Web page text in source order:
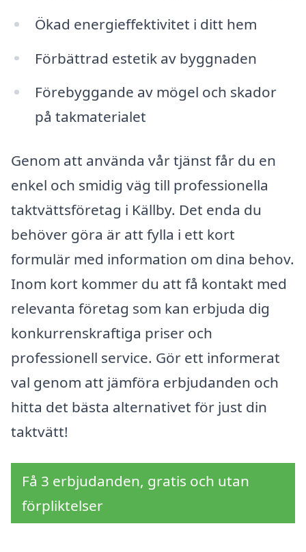
Ökad energieffektivitet i ditt hem
Förbättrad estetik av byggnaden
Förebyggande av mögel och skador
på takmaterialet
Genom att använda vår tjänst får du en
enkel och smidig väg till professionella
taktvättsföretag i Källby. Det enda du
behöver göra är att fylla i ett kort
formulär med information om dina behov.
Inom kort kommer du att få kontakt med
relevanta företag som kan erbjuda dig
konkurrenskraftiga priser och
professionell service. Gör ett informerat
val genom att jämföra erbjudanden och
hitta det bästa alternativet för just din
taktvätt!
Få 3 erbjudanden, gratis och utan
förpliktelser